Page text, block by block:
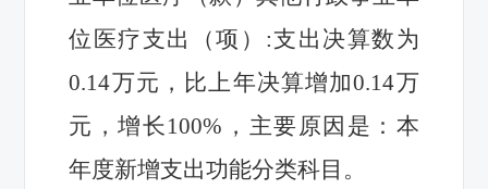
位医疗支出（项） :支出决算数为
0.14万元，比上年决算增加0.14万
元，增长 100%，主要原因是： 本
年度新增支出功能分类科目 。